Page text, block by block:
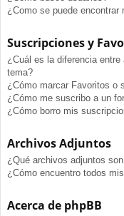
¿Como se puede
Suscripciones y
¿Cuál es la diferencia
tema?
¿Cómo marcar Favoritos o
¿Cómo me suscribo a un
¿Cómo borro mis
Archivos Adjuntos
¿Qué archivos adjuntos
¿Cómo encuentro todos
Acerca de phpBB